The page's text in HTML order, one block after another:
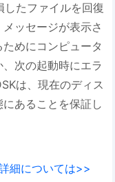
たファイルを回復
ッセージが表示さ
めにコンピュータ
次の起動時にエラ
は、現在のディス
あることを保証し
細については>>